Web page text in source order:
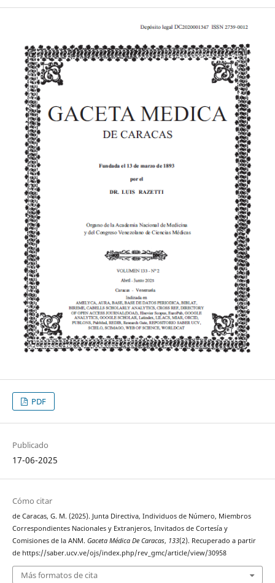
PDF
Publicado
17-06-2025
Cómo citar
de Caracas, G. M. (2025). Junta Directiva, Individuos de Número, Miembros
Correspondientes Nacionales y Extranjeros, Invitados de Cortesía y
Comisiones de la ANM. Gaceta Médica De Caracas, 133(2). Recuperado a partir
de https://saber.ucv.ve/ojs/index.php/rev_gmc/article/view/30958
Más formatos de cita